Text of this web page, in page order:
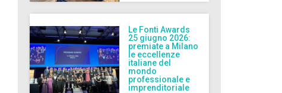
Le Fonti Awards
25 giugno 2026:
premiate a Milano
le eccellenze
italiane del
mondo
professionale e
imprenditoriale